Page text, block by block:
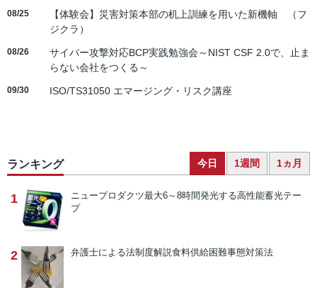
08/25
【体験会】災害対策本部の机上訓練を用いた新機軸 （フ
ジクラ）
08/26
サイバー攻撃対応BCP実践勉強会～NIST CSF 2.0で、止ま
らない会社をつくる～
09/30 ISO/TS31050 エマージング・リスク講座
ランキング 今日 1週間 1ヵ月
1 ニュープロダクツ最大6～8時間発光する高性能蓄光テー
プ
2 弁護士による法制度解説食料供給困難事態対策法